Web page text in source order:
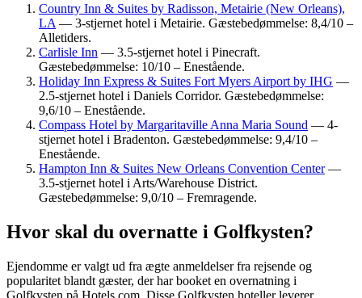
Country Inn & Suites by Radisson, Metairie (New Orleans),
LA — 3-stjernet hotel i Metairie. Gæstebedømmelse: 8,4/10 –
Alletiders.
Carlisle Inn — 3.5-stjernet hotel i Pinecraft.
Gæstebedømmelse: 10/10 – Enestående.
Holiday Inn Express & Suites Fort Myers Airport by IHG —
2.5-stjernet hotel i Daniels Corridor. Gæstebedømmelse:
9,6/10 – Enestående.
Compass Hotel by Margaritaville Anna Maria Sound — 4-
stjernet hotel i Bradenton. Gæstebedømmelse: 9,4/10 –
Enestående.
Hampton Inn & Suites New Orleans Convention Center—
3.5-stjernet hotel i Arts/Warehouse District.
Gæstebedømmelse: 9,0/10 – Fremragende.
Hvor skal du overnatte i Golfkysten?
Ejendomme er valgt ud fra ægte anmeldelser fra rejsende og
popularitet blandt gæster, der har booket en overnatning i
Golfkysten på Hotels.com. Disse Golfkysten hoteller leverer